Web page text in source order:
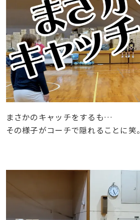
まさかのキャッチをするも…
その様子がコーチで隠れることに笑。